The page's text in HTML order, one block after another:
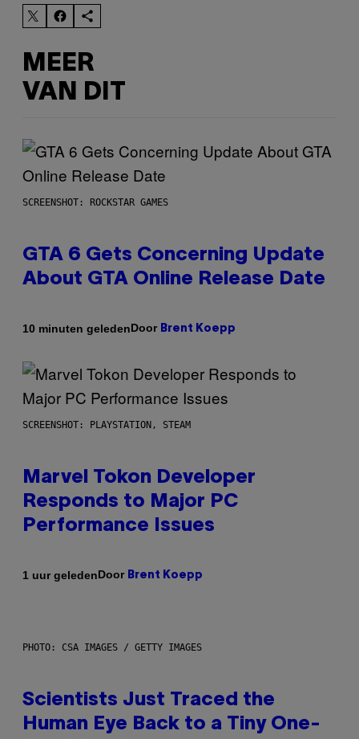
MEER
VAN DIT
SCREENSHOT: ROCKSTAR GAMES
GTA 6 Gets Concerning Update
About GTA Online Release Date
10 minuten geledenDoor Brent Koepp
SCREENSHOT: PLAYSTATION, STEAM
Marvel Tokon Developer
Responds to Major PC
Performance Issues
1 uur geledenDoor Brent Koepp
PHOTO: CSA IMAGES / GETTY IMAGES
Scientists Just Traced the
Human Eye Back to a Tiny One-